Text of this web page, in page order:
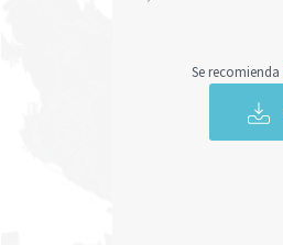
Se recomienda